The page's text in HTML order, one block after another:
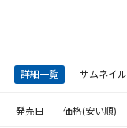
詳細一覧 サムネイル
発売日 価格(安い順)